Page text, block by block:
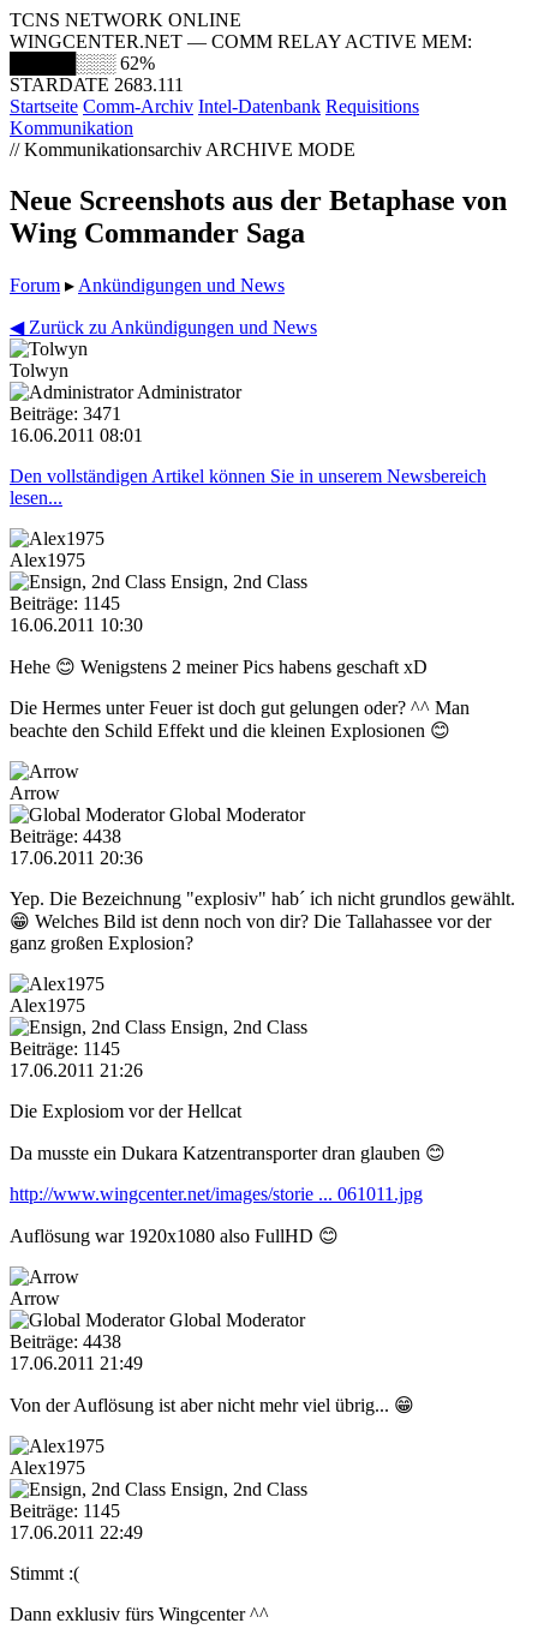
TCNS NETWORK ONLINE
WINGCENTER.NET — COMM RELAY ACTIVE MEM:
█████░░░ 62%
STARDATE 2683.111
Startseite Comm-Archiv Intel-Datenbank Requisitions
Kommunikation
// Kommunikationsarchiv ARCHIVE MODE
Neue Screenshots aus der Betaphase von
Wing Commander Saga
Forum ▸ Ankündigungen und News
◀ Zurück zu Ankündigungen und News
Tolwyn
Administrator
Beiträge: 3471
16.06.2011 08:01
Den vollständigen Artikel können Sie in unserem Newsbereich
lesen...
Alex1975
Ensign, 2nd Class
Beiträge: 1145
16.06.2011 10:30
Hehe 😊 Wenigstens 2 meiner Pics habens geschaft xD
Die Hermes unter Feuer ist doch gut gelungen oder? ^^ Man
beachte den Schild Effekt und die kleinen Explosionen 😊
Arrow
Global Moderator
Beiträge: 4438
17.06.2011 20:36
Yep. Die Bezeichnung "explosiv" hab´ ich nicht grundlos gewählt.
😁 Welches Bild ist denn noch von dir? Die Tallahassee vor der
ganz großen Explosion?
Alex1975
Ensign, 2nd Class
Beiträge: 1145
17.06.2011 21:26
Die Explosiom vor der Hellcat
Da musste ein Dukara Katzentransporter dran glauben 😊
http://www.wingcenter.net/images/storie ... 061011.jpg
Auflösung war 1920x1080 also FullHD 😊
Arrow
Global Moderator
Beiträge: 4438
17.06.2011 21:49
Von der Auflösung ist aber nicht mehr viel übrig... 😁
Alex1975
Ensign, 2nd Class
Beiträge: 1145
17.06.2011 22:49
Stimmt :(
Dann exklusiv fürs Wingcenter ^^